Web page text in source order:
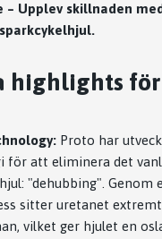
– Upplev skillnaden
highlights
Proto har
för att eliminera det
"dehubbing". Genom
sitter uretanet
vilket ger hjulet en